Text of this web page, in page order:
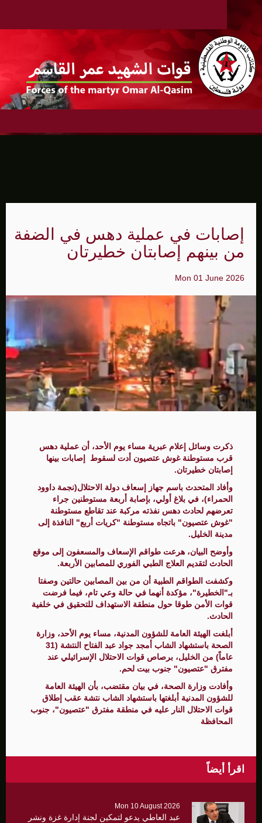
إصابات في عملية دهس في الضفة
من بينهم إصابتان خطيرتان
Mon 01 June 2026
ذكرت وسائل إعلام عبرية مساء يوم الأحد، أن عملية دهس
قرب مستوطنة غوش عتصيون أدت لسقوط إصابات بينها
إصابتان خطيرتان.
وأفاد المتحدث باسم جهاز إسعاف دولة الاحتلال(نجمة داوود
الحمراء)، في بلاغ أولي، بإصابة أربعة مستوطنين جراء
تعرضهم لحادث دهس نفذته مركبة عند تقاطع مستوطنة
"غوش عتصيون" باتجاه مستوطنة "كريات أربع" النافذة إلى
مدينة الخليل.
وأوضح البيان، هرعت طواقم الإسعاف والمسعفون إلى موقع
الحادث لتقديم العلاج الطبي الفوري للمصابين الأربعة.
وكشفت الطواقم الطبية أن من بين المصابين حالتين وصفتا
بـ"الخطيرة"، مؤكدة أنهما في حالة وعي تام، فيما فرضت
قوات الأمن طوقا حول منطقة الاستهداف للتحقيق في خلفية
الحادث.
أبلغت الهيئة العامة للشؤون المدنية، مساء يوم الأحد، وزارة
الصحة باستشهاد الشاب أمجد جواد عبد الفتاح النتشة (31
عاماً) من الخليل، برصاص قوات الاحتلال الإسرائيلي عند
مفترق "عتصيون" جنوب بيت لحم.
وأفادت وزارة الصحة، في بيان مقتضب، بأن الهيئة العامة
للشؤون المدنية أبلغتها باستشهاد الشاب نتشة عقب إطلاق
قوات الاحتلال النار عليه في منطقة مفترق "عتصيون"، جنوب
المحافظة
اقرأ أيضاً
Mon 10 August 2026
عبد العاطي يدعو لتمكين لجنة إدارة غزة ونشر